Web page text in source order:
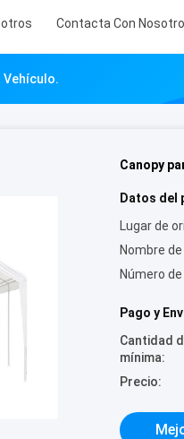
Contacta Con
Vehículo.
Canopy
Datos del
Lugar de
Nombre
Número
Pago y
Cantidad
mínima:
Precio: